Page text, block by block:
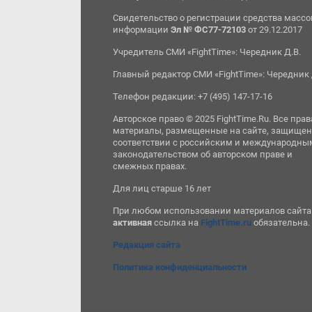
Свидетельство о регистрации средства
информацииЭл № ФС77-72103 от 29.12.2017
Учредитель СМИ «FightTime»: Чередник Д.В.
Главный редактор СМИ «FightTime»: Чередник
Телефон редакции: +7 (495) 147-17-16
Авторское право © 2025 FightTime.Ru. Все
материалы, размещенные на сайте,
соответствии с российским и
законодательством об авторском праве и
смежных правах.
Для лиц старше 16 лет
При любом использовании материалов сайта
активная ссылка на FightTime.ru обязательна.
Редакция сайта
Политика конфиденциальности